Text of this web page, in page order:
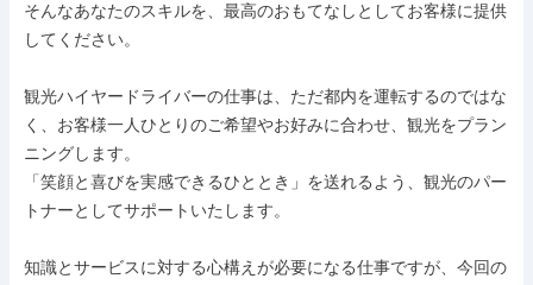
そんなあなたのスキルを、最高のおもてなしとしてお客様に提供
してください。
観光ハイヤードライバーの仕事は、ただ都内を運転するのではな
く、お客様一人ひとりのご希望やお好みに合わせ、観光をプラン
ニングします。
「笑顔と喜びを実感できるひととき」を送れるよう、観光のパー
トナーとしてサポートいたします。
知識とサービスに対する心構えが必要になる仕事ですが、今回の